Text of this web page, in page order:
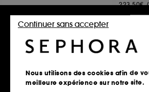
Ajouter au panier
223,50€
Nous utilisons des cookies afin de
meilleure expérience sur notre site.
Continuer sans accepter